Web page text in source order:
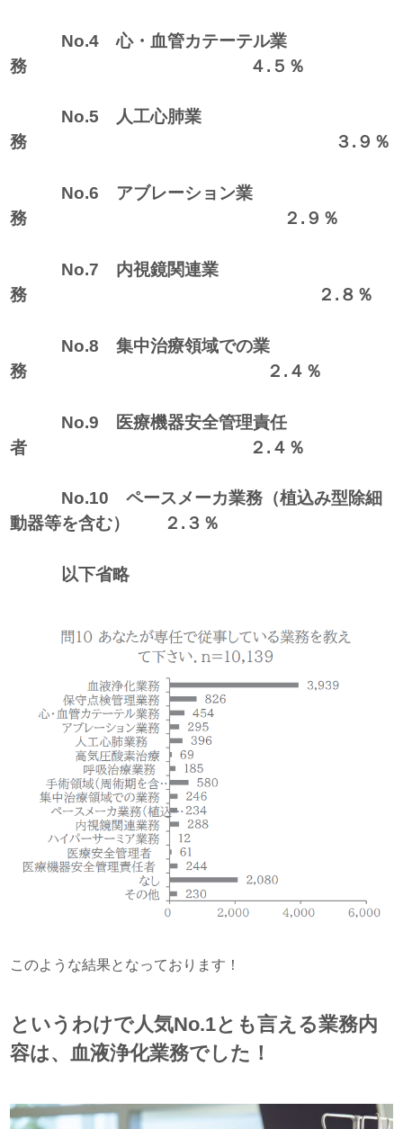
No.4 心・血管カテーテル業
務 ４.５％
No.5 人工心肺業
務 ３.９％
No.6 アブレーション業
務 ２.９％
No.7 内視鏡関連業
務 ２.８％
No.8 集中治療領域での業
務 ２.４％
No.9 医療機器安全管理責任
者 ２.４％
No.10 ペースメーカ業務（植込み型除細
動器等を含む） ２.３％
以下省略
このような結果となっております！
というわけで人気No.1とも言える業務内
容は、血液浄化業務でした！